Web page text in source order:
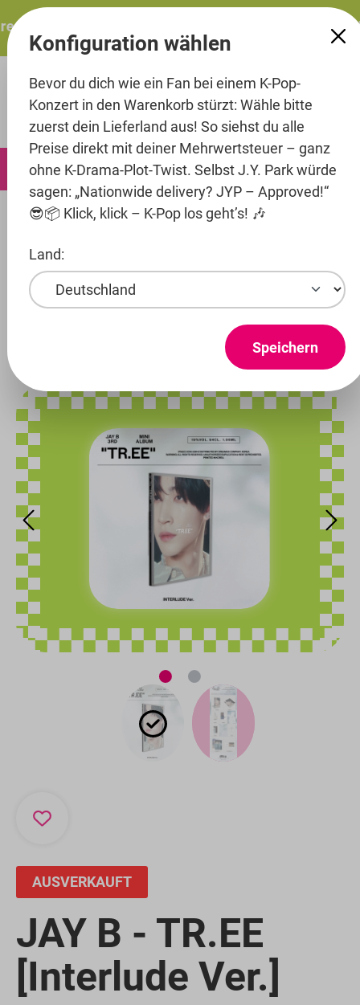
springen
ITZY – ITZY 3RD WORLD TOUR “TUNNEL
0
Music CD's
Bildergalerie überspringen
AUSVERKAUFT
JAY B - TR.EE
[Interlude Ver.]
Konfiguration wählen
Bevor du dich wie ein Fan bei einem K-Pop-
Konzert in den Warenkorb stürzt: Wähle bitte
zuerst dein Lieferland aus! So siehst du alle
Preise direkt mit deiner Mehrwertsteuer – ganz
ohne K-Drama-Plot-Twist. Selbst J.Y. Park würde
sagen: „Nationwide delivery? JYP – Approved!“
😎📦 Klick, klick – K-Pop los geht’s! 🎶
Land:
Speichern